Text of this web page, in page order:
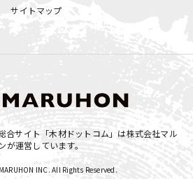
サイトマップ
合サイト「木材ドットコム」は株式会社マル
が運営しています。
INC. All Rights Reserved.